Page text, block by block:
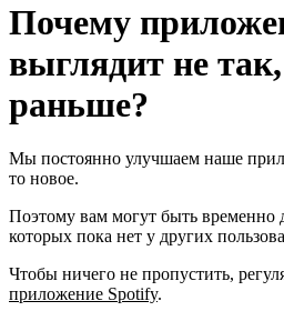
Почему
выглядит не
раньше?
Мы постоянно улучшаем наше
то новое.
Поэтому вам могут быть
которых пока нет у других
Чтобы ничего не пропустить,
приложение Spotify.